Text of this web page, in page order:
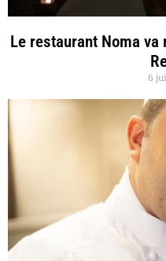
Le restaurant Noma va
6